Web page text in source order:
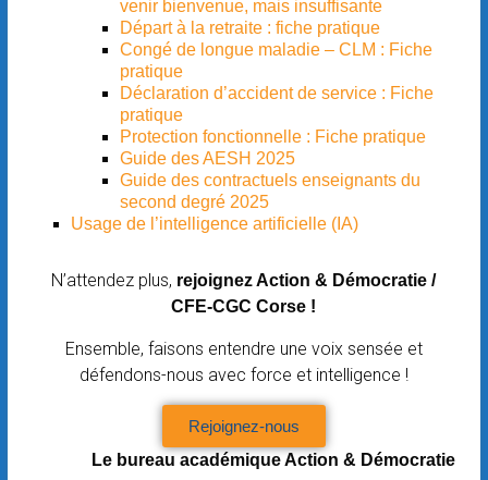
venir bienvenue, mais insuffisante
Départ à la retraite : fiche pratique
Congé de longue maladie – CLM : Fiche
pratique
Déclaration d’accident de service : Fiche
pratique
Protection fonctionnelle : Fiche pratique
Guide des AESH 2025
Guide des contractuels enseignants du
second degré 2025
Usage de l’intelligence artificielle (IA)
N’attendez plus, rejoignez Action & Démocratie /
CFE-CGC Corse !
Ensemble, faisons entendre une voix sensée et
défendons-nous avec force et intelligence !
Rejoignez-nous
Le bureau académique Action & Démocratie